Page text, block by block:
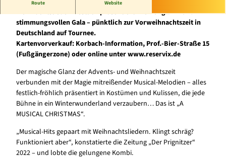
Route Website
Weihnachtslieder –festlich präsentiert in einer glanz- und
stimmungsvollen Gala – pünktlich zur Vorweihnachtszeit in
Deutschland auf Tournee.
Kartenvorverkauf: Korbach-Information, Prof.-Bier-Straße 15
(Fußgängerzone) oder online unter www.reservix.de
Der magische Glanz der Advents- und Weihnachtszeit
verbunden mit der Magie mitreißender Musical-Melodien – alles
festlich-fröhlich präsentiert in Kostümen und Kulissen, die jede
Bühne in ein Winterwunderland verzaubern… Das ist „A
MUSICAL CHRISTMAS“.
„Musical-Hits gepaart mit Weihnachtsliedern. Klingt schräg?
Funktioniert aber“, konstatierte die Zeitung „Der Prignitzer“
2022 – und lobte die gelungene Kombi.